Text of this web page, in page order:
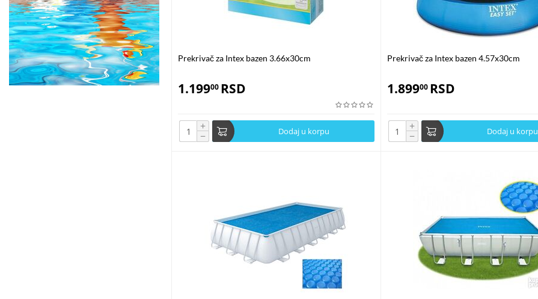
Prekrivač za Intex bazen 3.66x30cm
1.19900 RSD
+
− Dodaj u korpu
Prekrivač za Intex bazen 4.57x30cm
1.89900 RSD
+
− Dodaj u korpu